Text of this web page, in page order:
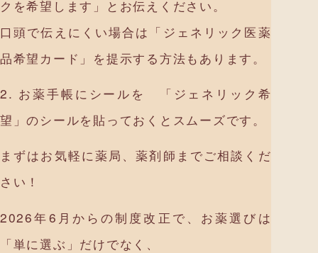
クを希望します」とお伝えください。
口頭で伝えにくい場合は「ジェネリック医薬
品希望カード」を提示する方法もあります。
2. お薬手帳にシールを 「ジェネリック希
望」のシールを貼っておくとスムーズです。
まずはお気軽に薬局、薬剤師までご相談くだ
さい！
2026年6月からの制度改正で、お薬選びは
「単に選ぶ」だけでなく、